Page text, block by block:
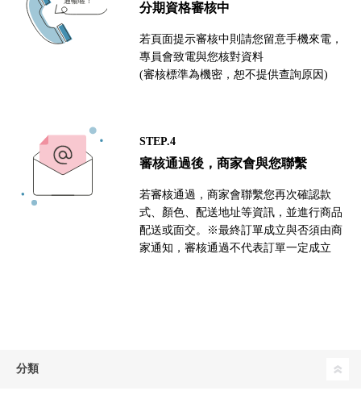
分期資格審核中
若頁面提示審核中則請您留意手機來電，
專員會致電與您核對資料
(審核標準為機密，恕不提供查詢原因)
STEP.4
審核通過後，商家會與您聯繫
若審核通過，商家會聯繫您再次確認款
式、顏色、配送地址等資訊，並進行商品
配送或面交。※最終訂單成立與否須由商
家通知，審核通過不代表訂單一定成立
分類